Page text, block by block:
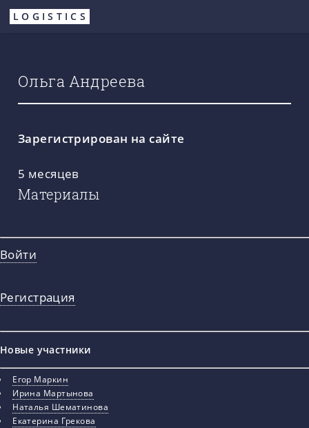
Перейти
LOGISTICS
Ольга Андреева
Зарегистрирован на сайте
5 месяцев
Материалы
Войти
Регистрация
Новые участники
Егор Маркин
Ирина Мартынова
Наталья Шематинова
Екатерина Грекова